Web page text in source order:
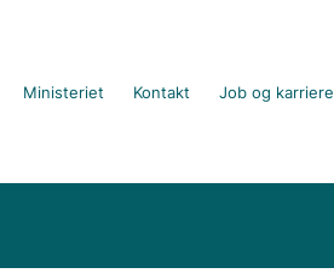
Ministeriet Kontakt Job og karriere